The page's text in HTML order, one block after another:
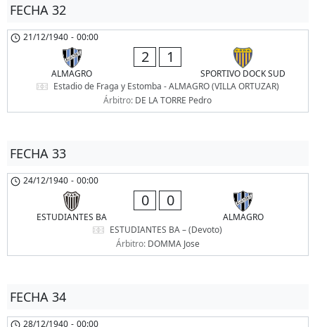
FECHA 32
21/12/1940 - 00:00
ALMAGRO
2 1
SPORTIVO DOCK SUD
Estadio de Fraga y Estomba - ALMAGRO (VILLA ORTUZAR)
Árbitro: DE LA TORRE Pedro
FECHA 33
24/12/1940 - 00:00
ESTUDIANTES BA
0 0
ALMAGRO
ESTUDIANTES BA – (Devoto)
Árbitro: DOMMA Jose
FECHA 34
28/12/1940 - 00:00